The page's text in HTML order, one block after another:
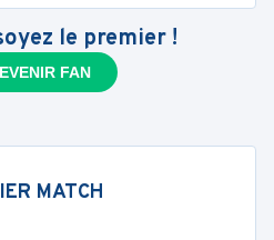
le premier !
FAN
MATCH